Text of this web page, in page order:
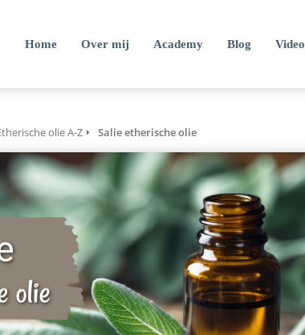
Home Over mij Academy Blog Video
olie A-Z Salie etherische olie